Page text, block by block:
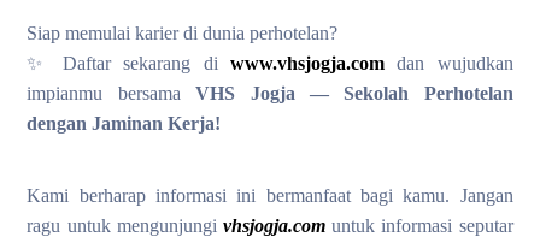
Siap memulai karier di dunia perhotelan?
✨ Daftar sekarang di www.vhsjogja.comdan wujudkan
impianmu bersamaVHS Jogja — Sekolah Perhotelan
dengan Jaminan Kerja!
Kami berharap informasi ini bermanfaat bagi kamu. Jangan
ragu untuk mengunjungi vhsjogja.com untuk informasi seputar